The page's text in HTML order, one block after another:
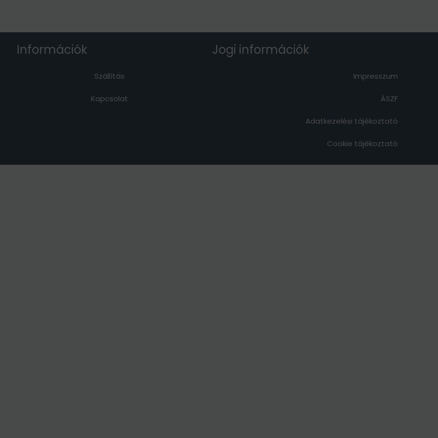
változatok
Információk
Szállítás
Kapcsolat
Jogi információk
Impresszum
ÁSZF
Adatkezelési tájékoztató
Cookie tájékoztató